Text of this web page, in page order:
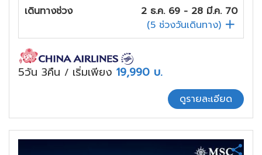
เดินทางช่วง
2 ธ.ค. 69 - 28 มี.ค. 70
(5 ช่วงวันเดินทาง)
5วัน 3คืน / เริ่มเพียง 19,990 บ.
ดูรายละเอียด